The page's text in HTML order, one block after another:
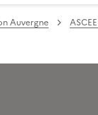
Auvergne